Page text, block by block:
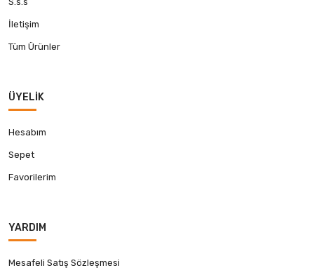
İletişim
Tüm Ürünler
ÜYELIK
Hesabım
Sepet
Favorilerim
YARDIM
Mesafeli Satış Sözleşmesi